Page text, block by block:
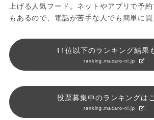
上げる人気フード。ネットやアプリで予
もあるので、電話が苦手な人でも簡単に買
11位以下のランキング結果
ranking.macaro-ni.jp
投票募集中のランキングは
ranking.macaro-ni.jp